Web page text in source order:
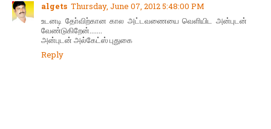
algets Thursday, June 07, 2012 5:48:00 PM
உடனடி தோ்விற்கான கால அட்டவணையை வெளியிட அன்புடன்
வேண்டுகிறேன்.......
அன்புடன் அல்கேட்ஸ் புதுகை
Reply